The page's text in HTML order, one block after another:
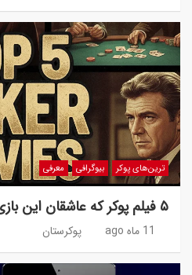
ترین‌های پوکر بیوگرافی معرفی
۵ فیلم پوکر که عاشقان این بازی باید ببینند
11 ماه ago پوکرستان